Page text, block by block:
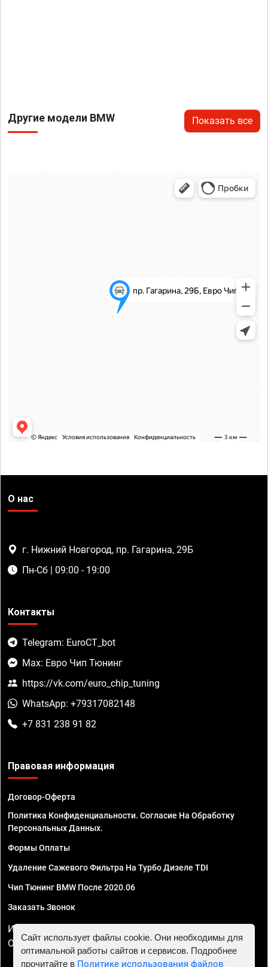
Другие модели BMW Показать все
О нас
г. Нижний Новгород, пр. Гагарина, 29Б
Пн-Сб | 09:00 - 19:00
Контакты
Telegram: EuroCT_bot
Max: Евро Чип Тюнинг
https://vk.com/euro_chip_tuning
WhatsApp: +79317082148
+7 831 238 91 82
Правовая информация
Договор-Оферта
Политика Конфиденциальности. Согласие На Обработку
Персональных Данных.
Формы Оплаты
Удаление Сажевого Фильтра На Турбо Дизеле TDI
Чип Тюнинг BMW После 2020.06
Заказать Звонок
ИП Смирнов Георгий Павлович. ИНН 781302555843,
ОГРНИП 324470400032610
Сайт использует файлы cookie. Они необходимы для
оптимальной работы сайтов и сервисов. Подробнее
прочитайте в Политике использования файлов